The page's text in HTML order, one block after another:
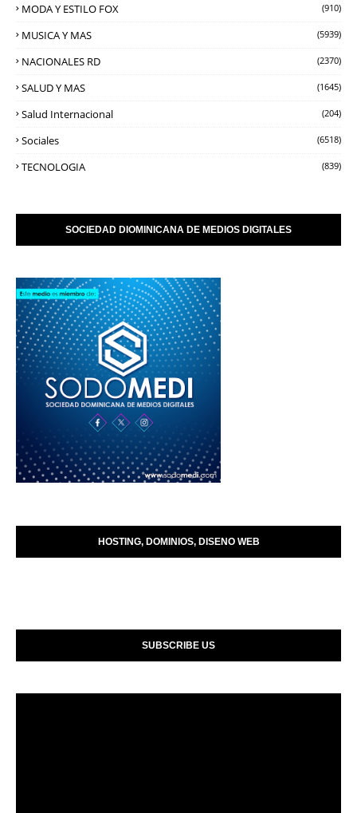
MODA Y ESTILO FOX (910)
MUSICA Y MAS (5939)
NACIONALES RD (2370)
SALUD Y MAS (1645)
Salud Internacional (204)
Sociales (6518)
TECNOLOGIA (839)
SOCIEDAD DIOMINICANA DE MEDIOS DIGITALES
HOSTING, DOMINIOS, DISENO WEB
SUBSCRIBE US